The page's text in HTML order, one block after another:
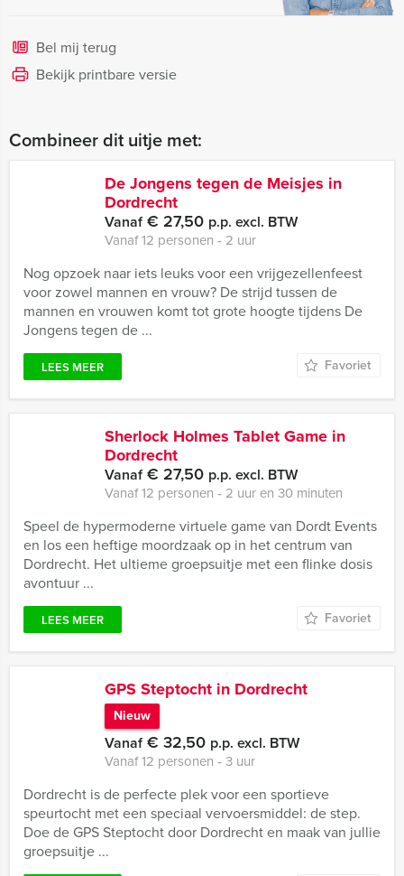
Bel mij terug
Bekijk printbare versie
Combineer dit uitje met:
De Jongens tegen de Meisjes in
Dordrecht
Vanaf€ 27,50 p.p. excl. BTW
Vanaf 12 personen ‐ 2 uur
Nog opzoek naar iets leuks voor een vrijgezellenfeest
voor zowel mannen en vrouw? De strijd tussen de
mannen en vrouwen komt tot grote hoogte tijdens De
Jongens tegen de ...
LEES MEER Favoriet
Sherlock Holmes Tablet Game in
Dordrecht
Vanaf€ 27,50 p.p. excl. BTW
Vanaf 12 personen ‐ 2 uur en 30 minuten
Speel de hypermoderne virtuele game van Dordt Events
en los een heftige moordzaak op in het centrum van
Dordrecht. Het ultieme groepsuitje met een flinke dosis
avontuur ...
LEES MEER Favoriet
GPS Steptocht in Dordrecht
Nieuw
Vanaf€ 32,50 p.p. excl. BTW
Vanaf 12 personen ‐ 3 uur
Dordrecht is de perfecte plek voor een sportieve
speurtocht met een speciaal vervoersmiddel: de step.
Doe de GPS Steptocht door Dordrecht en maak van jullie
groepsuitje ...